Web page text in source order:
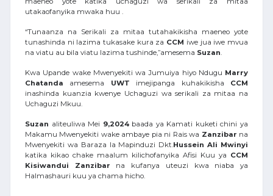
utakaofanyika mwaka huu .
“Tunaanza na Serikali za mitaa tutahakikisha maeneo yote
tunashinda ni lazima tukasake kura za CCM iwe jua iwe mvua
na viatu au bila viatu lazima tushinde,”amesema Suzan.
Kwa Upande wake Mwenyekiti wa Jumuiya hiyo Ndugu Marry
Chatanda amesema UWT imejipanga kuhakikisha CCM
inashinda kuanzia kwenye Uchaguzi wa serikali za mitaa na
Uchaguzi Mkuu.
Suzan aliteuliwa Mei 9,2024baada ya Kamati kuketi chini ya
Makamu Mwenyekiti wake ambaye pia ni Rais wa Zanzibar na
Mwenyekiti wa Baraza la Mapinduzi Dkt.Hussein Ali Mwinyi
katika kikao chake maalum kilichofanyika Afisi Kuu ya CCM
Kisiwandui
Zanzibar na kufanya uteuzi kwa niaba ya
Halmashauri kuu ya chama hicho.